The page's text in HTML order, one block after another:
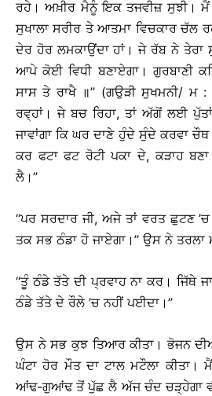
ਰਹੇ। ਅਖ਼ੀਰ ਮੈਨੂੰ ਇਕ ਤਜਵੀਜ਼ ਸੁਝੀ। ਮੈਂ
ਸੁਖਾਲਾ ਸਰੀਰ ਤੇ ਆਤਮਾ ਵਿਚਕਾਰ ਚੱਲ
ਦੇਰ ਹੋਰ ਲਮਕਾਉਂਦਾ ਹਾਂ। ਜੇ ਰੱਬ ਨੇ ਤੇਰਾ
ਆਪੇ ਕੋਈ ਵਿਧੀ ਬਣਾਏਗਾ। ਗੁਰਬਾਣੀ
ਸਾਸ ਤੇ ਰਾਖੈ ॥’’ (ਗਉੜੀ ਸੁਖਮਨੀ/ ਮ
ਰਵ੍ਹਾਂ। ਜੇ ਬਚ ਰਿਹਾ, ਤਾਂ ਅੱਗੋਂ ਲਈ
ਜਾਵਾਂਗਾ ਕਿ ਘਰ ਦਾਣੇ ਹੁੰਦੇ ਸੁੰਦੇ ਕਰਵਾ
ਕਰ ਫਟਾ ਫਟ ਰੋਟੀ ਪਕਾ ਦੇ, ਕੜਾਹ
ਲੈ।’’
‘‘ਪਰ ਸਰਦਾਰ ਜੀ, ਅਜੇ ਤਾਂ ਵਰਤ ਛੁਟਣ
ਤਕ ਸਭ ਠੰਡਾ ਹੋ ਜਾਏਗਾ।’’ ਉਸ ਨੇ ਤਰਲਾ
‘‘ਤੂੰ ਠੰਡੇ ਤੱਤੇ ਦੀ ਪ੍ਰਵਾਹ ਨਾ ਕਰ। ਜਿੱਥੇ
ਠੰਡੇ ਤੱਤੇ ਦੇ ਰੌਲੇ ’ਚ ਨਹੀਂ ਪਈਦਾ।’’
ਉਸ ਨੇ ਸਭ ਕੁਝ ਤਿਆਰ ਕੀਤਾ। ਭੋਜਨ
ਘੰਟਾ ਹੋਰ ਮੌਤ ਦਾ ਟਾਲ ਮਟੌਲਾ ਕੀਤਾ। ਮੈਂ
ਆਂਢ-ਗੁਆਂਢ ਤੋਂ ਪੁੱਛ ਲੈ ਅੱਜ ਚੰਦ ਚੜ੍ਹੇਗਾ